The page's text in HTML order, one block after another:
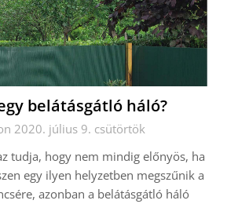
belátásgátló háló?
2020. július 9. csütörtök
tudja, hogy nem mindig előnyös, ha
egy ilyen helyzetben megszűnik a
azonban a belátásgátló háló